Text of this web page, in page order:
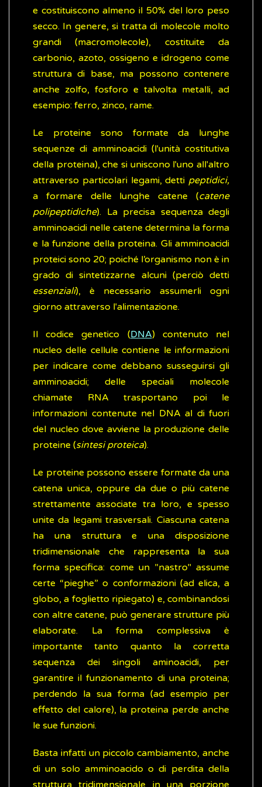
e costituiscono almeno il 50% del loro peso
secco. In genere, si tratta di molecole molto
grandi (macromolecole), costituite da
carbonio, azoto, ossigeno e idrogeno come
struttura di base, ma possono contenere
anche zolfo, fosforo e talvolta metalli, ad
esempio: ferro, zinco, rame.
Le proteine sono formate da lunghe
sequenze di amminoacidi (l'unità costitutiva
della proteina), che si uniscono l'uno all'altro
attraverso particolari legami, detti peptidici,
a formare delle lunghe catene (catene
polipeptidiche). La precisa sequenza degli
amminoacidi nelle catene determina la forma
e la funzione della proteina. Gli amminoacidi
proteici sono 20; poiché l’organismo non è in
grado di sintetizzarne alcuni (perciò detti
essenziali), è necessario assumerli ogni
giorno attraverso l'alimentazione.
Il codice genetico (DNA) contenuto nel
nucleo delle cellule contiene le informazioni
per indicare come debbano susseguirsi gli
amminoacidi; delle speciali molecole
chiamate RNA trasportano poi le
informazioni contenute nel DNA al di fuori
del nucleo dove avviene la produzione delle
proteine (sintesi proteica).
Le proteine possono essere formate da una
catena unica, oppure da due o più catene
strettamente associate tra loro, e spesso
unite da legami trasversali. Ciascuna catena
ha una struttura e una disposizione
tridimensionale che rappresenta la sua
forma specifica: come un "nastro" assume
certe “pieghe” o conformazioni (ad elica, a
globo, a foglietto ripiegato) e, combinandosi
con altre catene, può generare strutture più
elaborate. La forma complessiva è
importante tanto quanto la corretta
sequenza dei singoli aminoacidi, per
garantire il funzionamento di una proteina;
perdendo la sua forma (ad esempio per
effetto del calore), la proteina perde anche
le sue funzioni.
Basta infatti un piccolo cambiamento, anche
di un solo amminoacido o di perdita della